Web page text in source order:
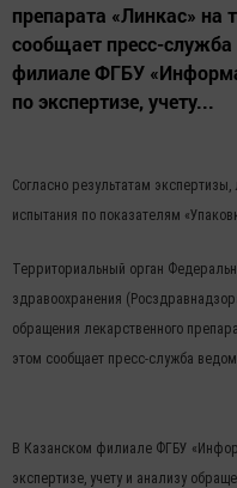
препарата «Линкас» на
сообщает пресс-
филиале ФГБУ
по экспертизе, учету...
Согласно результатам
испытания по показателям
Территориальный орган
здравоохранения
обращения лекарственного
этом сообщает пресс-служба
В Казанском филиале ФГБУ
экспертизе, учету и анализу